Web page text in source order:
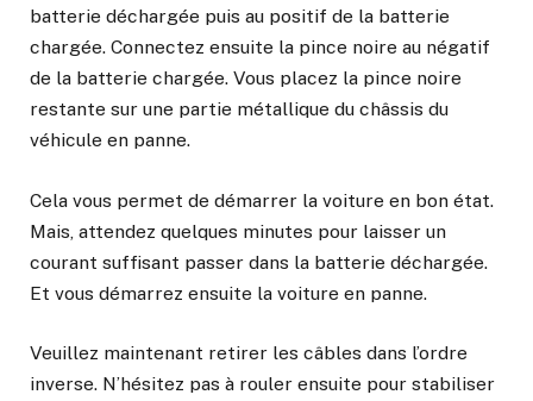
batterie déchargée puis au positif de la batterie
chargée. Connectez ensuite la pince noire au négatif
de la batterie chargée. Vous placez la pince noire
restante sur une partie métallique du châssis du
véhicule en panne.
Cela vous permet de démarrer la voiture en bon état.
Mais, attendez quelques minutes pour laisser un
courant suffisant passer dans la batterie déchargée.
Et vous démarrez ensuite la voiture en panne.
Veuillez maintenant retirer les câbles dans l’ordre
inverse. N’hésitez pas à rouler ensuite pour stabiliser